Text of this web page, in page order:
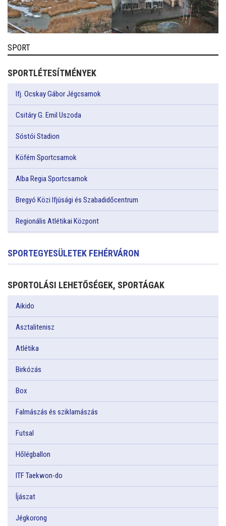
SPORT
SPORTLÉTESÍTMÉNYEK
Ifj. Ocskay Gábor Jégcsarnok
Csitáry G. Emil Uszoda
Sóstói Stadion
Köfém Sportcsarnok
Alba Regia Sportcsarnok
Bregyó Közi Ifjúsági és Szabadidőcentrum
Regionális Atlétikai Központ
SPORTEGYESÜLETEK FEHÉRVÁRON
SPORTOLÁSI LEHETŐSÉGEK, SPORTÁGAK
Aikido
Asztalitenisz
Atlétika
Birkózás
Box
Falmászás és sziklamászás
Futsal
Hőlégballon
ITF Taekwon-do
Íjászat
Jégkorong